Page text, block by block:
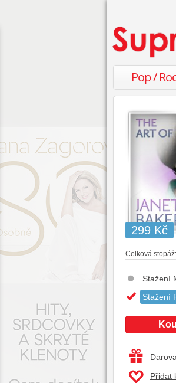
Pop /
299 Kč
Celková stopáž:
Stažení
Stažení
Přidat